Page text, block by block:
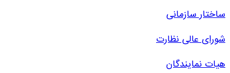
ساختار سازمانی
شورای عالی نظارت
هیات نمایندگان